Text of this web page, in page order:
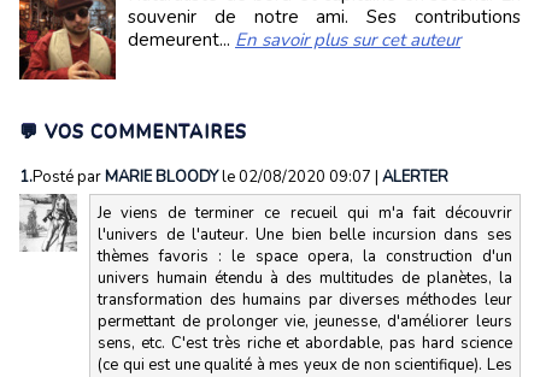
souvenir de notre ami. Ses contributions
demeurent... En savoir plus sur cet auteur
💬 VOS COMMENTAIRES
1.Posté parMARIE BLOODYle 02/08/2020 09:07 | ALERTER
Je viens de terminer ce recueil qui m'a fait découvrir
l'univers de l'auteur. Une bien belle incursion dans ses
thèmes favoris : le space opera, la construction d'un
univers humain étendu à des multitudes de planètes, la
transformation des humains par diverses méthodes leur
permettant de prolonger vie, jeunesse, d'améliorer leurs
sens, etc. C'est très riche et abordable, pas hard science
(ce qui est une qualité à mes yeux de non scientifique). Les